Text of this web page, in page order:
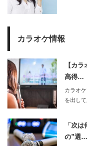
カラオケ情報
【カ
高得…
カラオ
を出し
「次
の”選…